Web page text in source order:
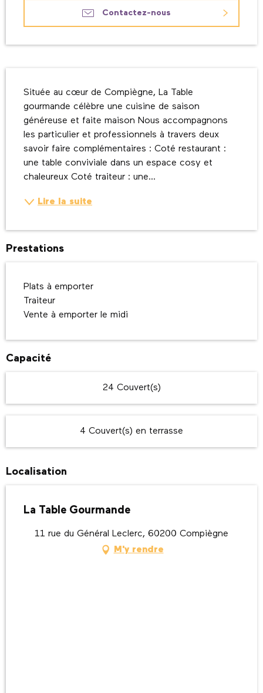
Contactez-nous
Située au cœur de Compiègne, La Table
gourmande célèbre une cuisine de saison
généreuse et faite maison Nous accompagnons
les particulier et professionnels à travers deux
savoir faire complémentaires : Coté restaurant :
une table conviviale dans un espace cosy et
chaleureux Coté traiteur : une...
Lire la suite
Prestations
Plats à emporter
Traiteur
Vente à emporter le midi
Capacité
24 Couvert(s)
4 Couvert(s) en terrasse
Localisation
La Table Gourmande
11 rue du Général Leclerc, 60200 Compiègne
M'y rendre